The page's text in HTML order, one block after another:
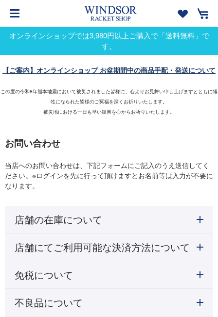
オンラインショップでは3,980円以上ご購入で「送料無料」で
す。
【ご案内】オンラインショップ お盆期間中の商品手配・発送について
この度の令和8年熊本地震において被災されました皆様に、心よりお見舞い申し上げますとともに犠
牲になられた皆様のご冥福を深くお祈りいたします。
被災地における一日も早い復興を心からお祈りいたします。
お問い合わせ
当店へのお問い合わせは、下記フォームにご記入のうえ送信してく
ださい。※ログインを先に行って頂けますとお名前等は入力が不要に
なります。
店舗の在庫について
店舗にてご利用可能な決済方法について
免税について
不良品について